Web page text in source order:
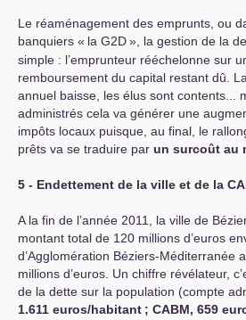
Le réaménagement des emprunts, ou
banquiers « la G2D», la gestion de la
simple : l’emprunteur rééchelonne sur
remboursement du capital restant dû.
annuel baisse, les élus sont contents...
administrés cela va générer une
impôts locaux puisque, au final, le
prêts va se traduire par un surcoût au
5 - Endettement de la ville et de la
A la fin de l’année 2011, la ville de
montant total de 120 millions d’euros
d’Agglomération Béziers-Méditerranée
millions d’euros. Un chiffre révélateur,
de la dette sur la population (compte
1.611 euros/habitant ; CABM, 659